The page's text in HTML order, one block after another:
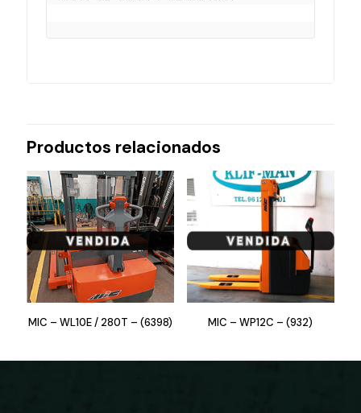
Productos relacionados
MIC – WL10E / 280T – (6398) MIC – WP12C – (932)